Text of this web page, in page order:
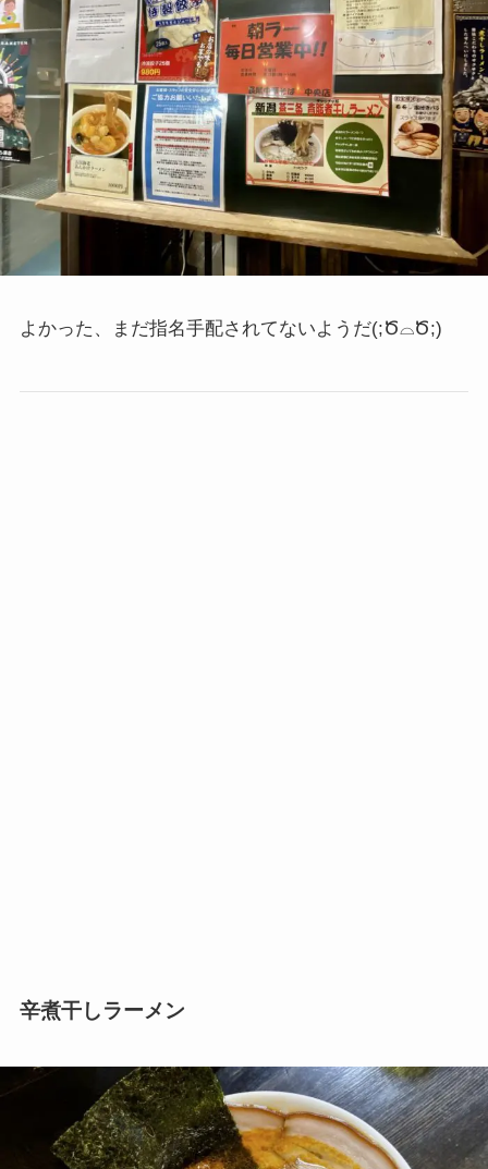
よかった、まだ指名手配されてないようだ(;Ծ⌓Ծ;)
辛煮干しラーメン